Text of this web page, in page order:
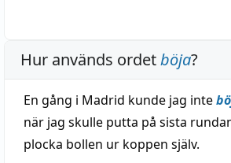
Hur används ordetböja?
En gång i Madrid kunde jag inte
när jag skulle putta på sista
plocka bollen ur koppen själv.